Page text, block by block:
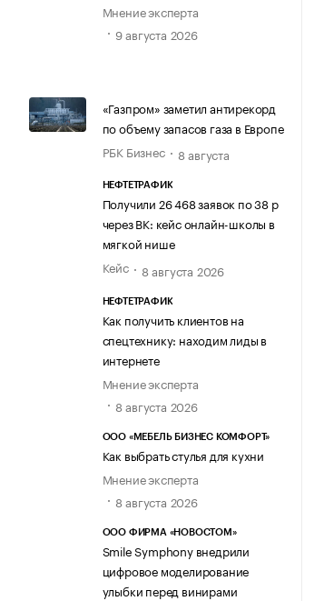
Мнение эксперта
9 августа 2026
«Газпром» заметил антирекорд
по объему запасов газа в Европе
РБК Бизнес
8 августа
НЕФТЕТРАФИК
Получили 26 468 заявок по 38 р
через ВК: кейс онлайн-школы в
мягкой нише
Кейс
8 августа 2026
НЕФТЕТРАФИК
Как получить клиентов на
спецтехнику: находим лиды в
интернете
Мнение эксперта
8 августа 2026
ООО «МЕБЕЛЬ БИЗНЕС КОМФОРТ»
Как выбрать стулья для кухни
Мнение эксперта
8 августа 2026
ООО ФИРМА «НОВОСТОМ»
Smile Symphony внедрили
цифровое моделирование
улыбки перед винирами